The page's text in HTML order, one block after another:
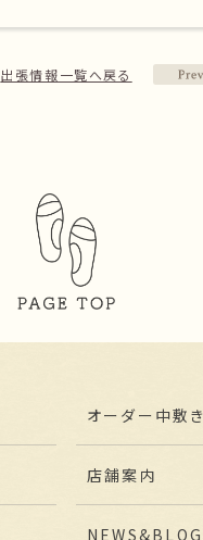
出張情報一覧へ戻る
オーダー中敷き
店舗案内
NEWS&BLOG